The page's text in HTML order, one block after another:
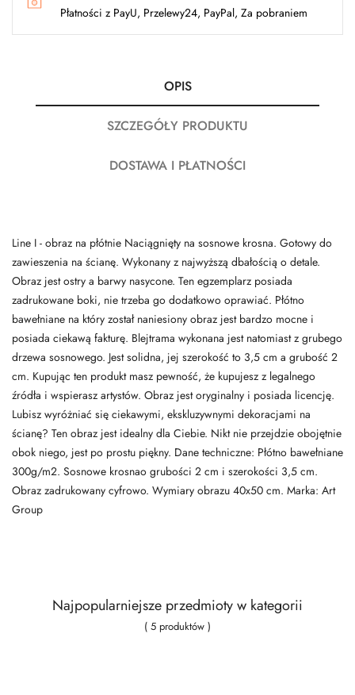
Płatności z PayU, Przelewy24, PayPal, Za pobraniem
OPIS
SZCZEGÓŁY PRODUKTU
DOSTAWA I PŁATNOŚCI
Line I - obraz na płótnie Naciągnięty na sosnowe krosna. Gotowy do
zawieszenia na ścianę. Wykonany z najwyższą dbałością o detale.
Obraz jest ostry a barwy nasycone. Ten egzemplarz posiada
zadrukowane boki, nie trzeba go dodatkowo oprawiać. Płótno
bawełniane na który został naniesiony obraz jest bardzo mocne i
posiada ciekawą fakturę. Blejtrama wykonana jest natomiast z grubego
drzewa sosnowego. Jest solidna, jej szerokość to 3,5 cm a grubość 2
cm. Kupując ten produkt masz pewność, że kupujesz z legalnego
źródła i wspierasz artystów. Obraz jest oryginalny i posiada licencję.
Lubisz wyróżniać się ciekawymi, ekskluzywnymi dekoracjami na
ścianę? Ten obraz jest idealny dla Ciebie. Nikt nie przejdzie obojętnie
obok niego, jest po prostu piękny. Dane techniczne: Płótno bawełniane
300g/m2. Sosnowe krosnao grubości 2 cm i szerokości 3,5 cm.
Obraz zadrukowany cyfrowo. Wymiary obrazu 40x50 cm. Marka: Art
Group
Najpopularniejsze przedmioty w kategorii
( 5 produktów )